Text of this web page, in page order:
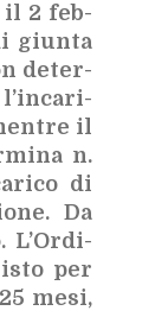
il 2 feb­
giun­ta
de­ter­
l’in­ca­ri­
il
n.
di
Da
L’Or­di­
per
mesi,